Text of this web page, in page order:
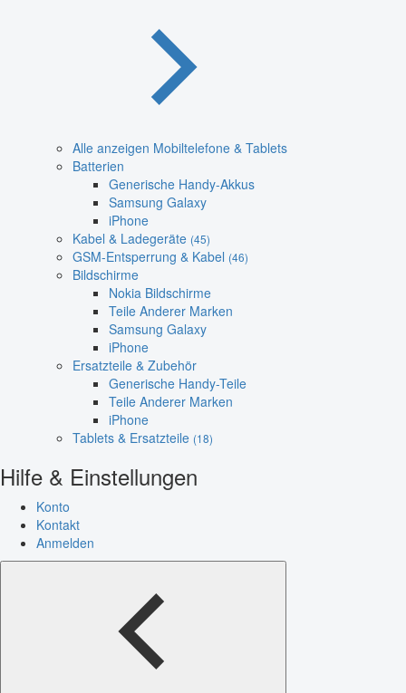
Alle anzeigen Mobiltelefone & Tablets
Batterien
Generische Handy-Akkus
Samsung Galaxy
iPhone
Kabel & Ladegeräte (45)
GSM-Entsperrung & Kabel (46)
Bildschirme
Nokia Bildschirme
Teile Anderer Marken
Samsung Galaxy
iPhone
Ersatzteile & Zubehör
Generische Handy-Teile
Teile Anderer Marken
iPhone
Tablets & Ersatzteile (18)
Hilfe & Einstellungen
Konto
Kontakt
Anmelden